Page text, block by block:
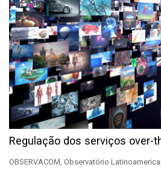
Regulação dos serviços over-
OBSERVACOM, Observatório